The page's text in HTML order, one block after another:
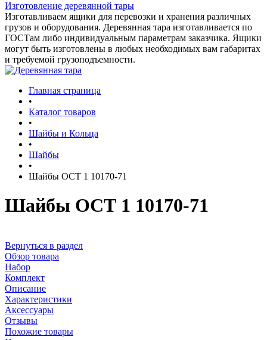
Изготовление деревянной тары
Изготавливаем ящики для перевозки и хранения различных
грузов и оборудования. Деревянная тара изготавливается по
ГОСТам либо индивидуальным параметрам заказчика. Ящики
могут быть изготовлены в любых необходимых вам габаритах
и требуемой грузоподъемности.
Главная страница
•
Каталог товаров
•
Шайбы и Кольца
•
Шайбы
•
Шайбы ОСТ 1 10170-71
Шайбы ОСТ 1 10170-71
Вернуться в раздел
Обзор товара
Набор
Комплект
Описание
Характеристики
Аксессуары
Отзывы
Похожие товары